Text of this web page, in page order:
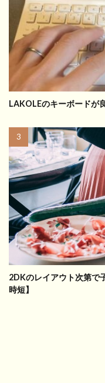
LAKOLEのキーボードが
2DKのレイアウト次第で
時短】